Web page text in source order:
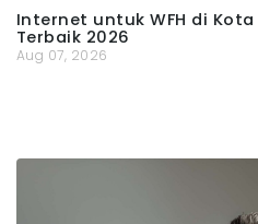
Internet untuk WFH di Kota
Terbaik 2026
Aug 07, 2026